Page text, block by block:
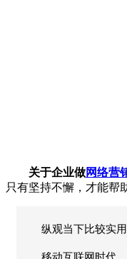
关于企业做网络营
只有坚持不懈，才能帮
纵观当下比较实
移动互联网时代